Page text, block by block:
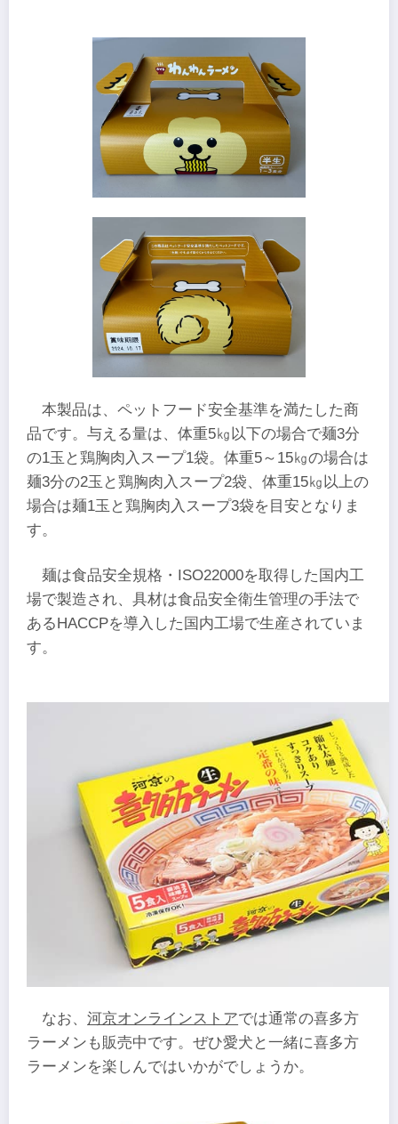
本製品は、ペットフード安全基準を満たした商
品です。与える量は、体重5㎏以下の場合で麺3分
の1玉と鶏胸肉入スープ1袋。体重5～15㎏の場合は
麺3分の2玉と鶏胸肉入スープ2袋、体重15㎏以上の
場合は麺1玉と鶏胸肉入スープ3袋を目安となりま
す。
麺は食品安全規格・ISO22000を取得した国内工
場で製造され、具材は食品安全衛生管理の手法で
あるHACCPを導入した国内工場で生産されていま
す。
なお、河京オンラインストアでは通常の喜多方
ラーメンも販売中です。ぜひ愛犬と一緒に喜多方
ラーメンを楽しんではいかがでしょうか。